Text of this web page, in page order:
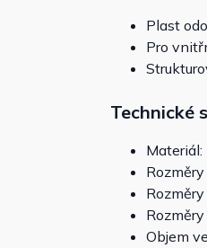
Plast
Pro
Technické
Objem